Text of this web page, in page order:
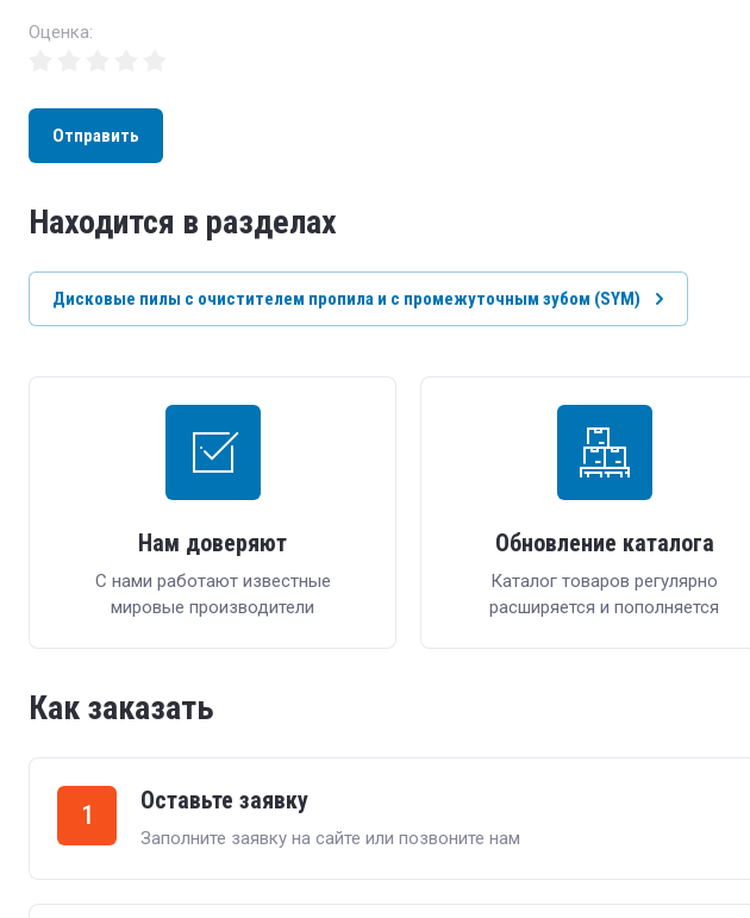
Оценка:
Отправить
Находится в разделах
Дисковые пилы с очистителем пропила и с промежуточным зубом (SYM)
Нам доверяют
С нами работают известные
мировые производители
Обновление каталога
Каталог товаров регулярно
расширяется и пополняется
Как заказать
1 Оставьте заявку
Заполните заявку на сайте или позвоните нам